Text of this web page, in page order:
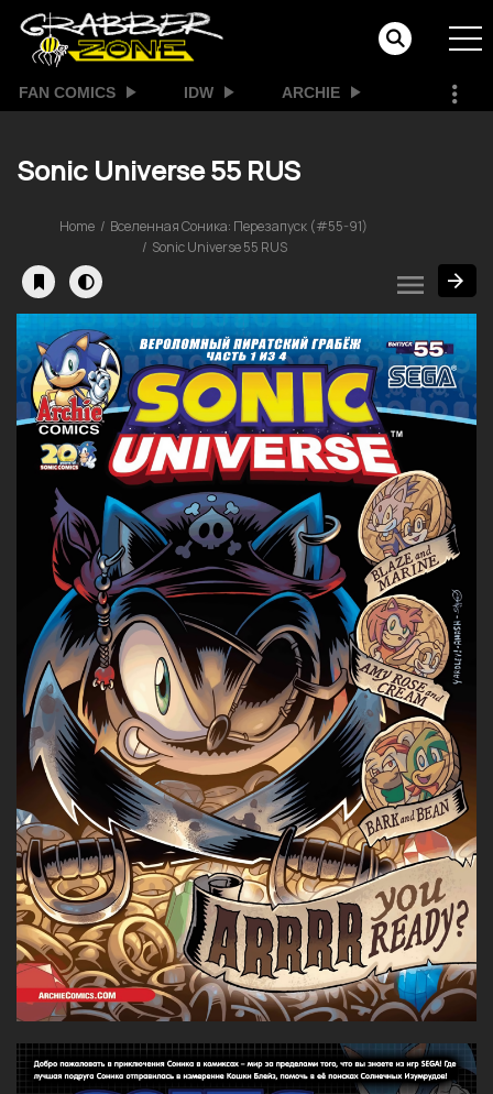
FAN COMICS IDW ARCHIE
Sonic Universe 55 RUS
Home
Вселенная Соника: Перезапуск (#55-91)
Sonic Universe 55 RUS